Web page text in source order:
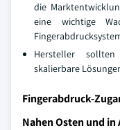
die
eine wichtige
Hersteller sollten
skalierbare
Fingerabdruck-
Nahen Osten und in